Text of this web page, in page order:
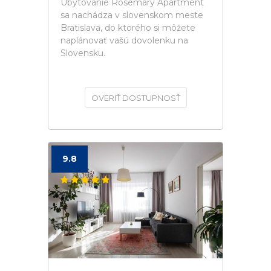
Ubytovanie Rosemary Apartment
sa nachádza v slovenskom meste
Bratislava, do ktorého si môžete
naplánovať vašú dovolenku na
Slovensku.
OVERIŤ DOSTUPNOSŤ
9.8